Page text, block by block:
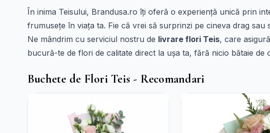
În inima Teisului, Brandusa.ro îți oferă o experiență unică prin
frumusețe în viața ta. Fie că vrei să surprinzi pe cineva drag
Ne mândrim cu serviciul nostru de livrare flori Teis, care
bucură-te de flori de calitate direct la ușa ta, fără nicio bătaie de
Buchete de Flori Teis - Recomandari